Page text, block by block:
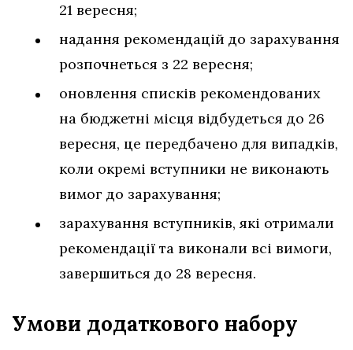
21 вересня;
надання рекомендацій до зарахування
розпочнеться з 22 вересня;
оновлення списків рекомендованих
на бюджетні місця відбудеться до 26
вересня, це передбачено для випадків,
коли окремі вступники не виконають
вимог до зарахування;
зарахування вступників, які отримали
рекомендації та виконали всі вимоги,
завершиться до 28 вересня.
Умови додаткового набору